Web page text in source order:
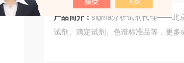
产品简介：sigma分析试剂代理——北
试剂、滴定试剂、色谱标准品等，更